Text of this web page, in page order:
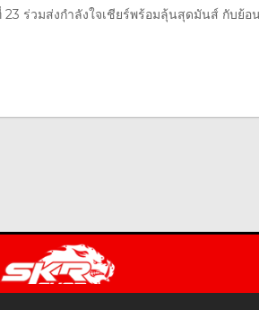
ร่วมส่งกำลังใจเชียร์พร้อมลุ้นสุดมันส์ กับย้อ